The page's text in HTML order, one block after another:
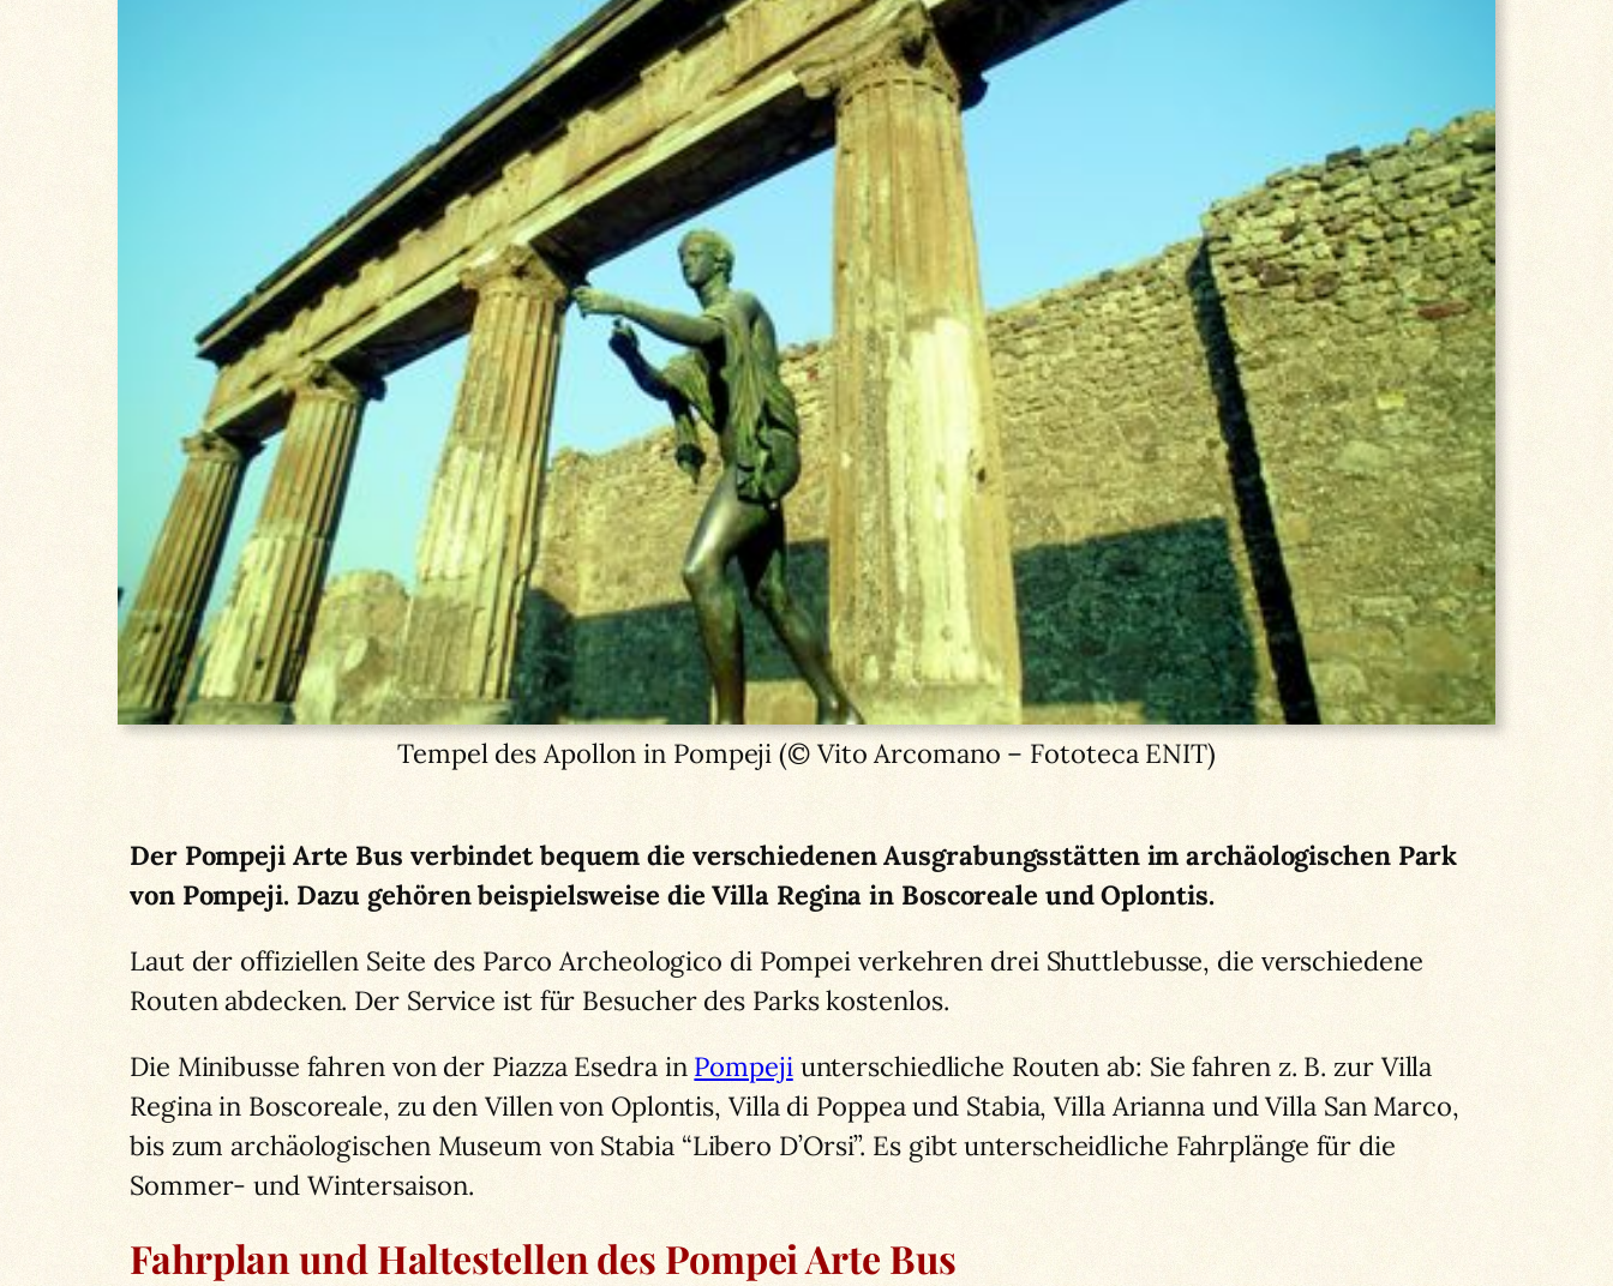
Tempel des Apollon in Pompeji (© Vito Arcomano – Fototeca ENIT)
Der Pompeji Arte Bus verbindet bequem die verschiedenen Ausgrabungsstätten im archäologischen Park
von Pompeji. Dazu gehören beispielsweise die Villa Regina in Boscoreale und Oplontis.
Laut der offiziellen Seite des Parco Archeologico di Pompei verkehren drei Shuttlebusse, die verschiedene
Routen abdecken. Der Service ist für Besucher des Parks kostenlos.
Die Minibusse fahren von der Piazza Esedra in Pompejiunterschiedliche Routen ab: Sie fahren z. B. zur Villa
Regina in Boscoreale, zu den Villen von Oplontis, Villa di Poppea und Stabia, Villa Arianna und Villa San Marco,
bis zum archäologischen Museum von Stabia “Libero D’Orsi”. Es gibt unterscheidliche Fahrplänge für die
Sommer- und Wintersaison.
Fahrplan und Haltestellen des Pompei Arte Bus